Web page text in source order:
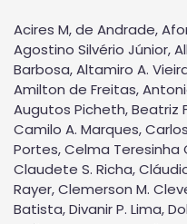
Acires M, de Andrade,
Agostino Silvério Júnior,
Barbosa, Altamiro A.
Amilton de Freitas,
Augutos Picheth, Beatriz
Camilo A. Marques,
Portes, Celma Teresinha
Claudete S. Richa,
Rayer, Clemerson M.
Batista, Divanir P. Lima,